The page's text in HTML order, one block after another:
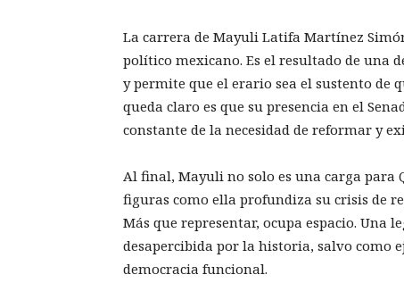
La carrera de Mayuli Latifa Martínez
político mexicano. Es el resultado de una
y permite que el erario sea el sustento de
queda claro es que su presencia en el
constante de la necesidad de reformar y
Al final, Mayuli no solo es una carga para
figuras como ella profundiza su crisis de
Más que representar, ocupa espacio. Una
desapercibida por la historia, salvo como
democracia funcional.